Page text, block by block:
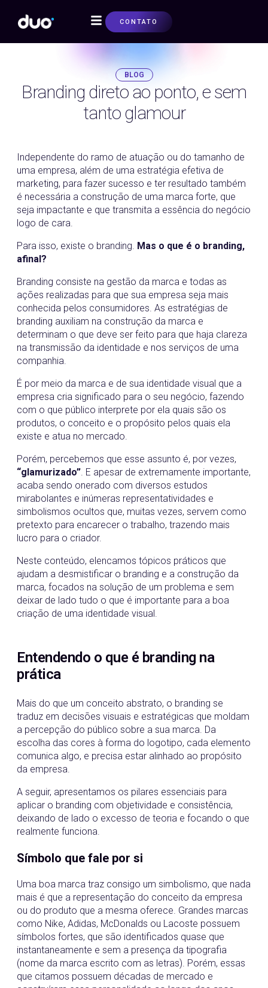
CONTATO
BLOG
Branding direto ao ponto, e sem
tanto glamour
Independente do ramo de atuação ou do tamanho de
uma empresa, além de uma estratégia efetiva de
marketing, para fazer sucesso e ter resultado também
é necessária a construção de uma marca forte, que
seja impactante e que transmita a essência do negócio
logo de cara.
Para isso, existe o branding. Mas o que é o branding,
afinal?
Branding consiste na gestão da marca e todas as
ações realizadas para que sua empresa seja mais
conhecida pelos consumidores. As estratégias de
branding auxiliam na construção da marca e
determinam o que deve ser feito para que haja clareza
na transmissão da identidade e nos serviços de uma
companhia.
É por meio da marca e de sua identidade visual que a
empresa cria significado para o seu negócio, fazendo
com o que público interprete por ela quais são os
produtos, o conceito e o propósito pelos quais ela
existe e atua no mercado.
Porém, percebemos que esse assunto é, por vezes,
“glamurizado”. E apesar de extremamente importante,
acaba sendo onerado com diversos estudos
mirabolantes e inúmeras representatividades e
simbolismos ocultos que, muitas vezes, servem como
pretexto para encarecer o trabalho, trazendo mais
lucro para o criador.
Neste conteúdo, elencamos tópicos práticos que
ajudam a desmistificar o branding e a construção da
marca, focados na solução de um problema e sem
deixar de lado tudo o que é importante para a boa
criação de uma identidade visual.
Entendendo o que é branding na
prática
Mais do que um conceito abstrato, o branding se
traduz em decisões visuais e estratégicas que moldam
a percepção do público sobre a sua marca. Da
escolha das cores à forma do logotipo, cada elemento
comunica algo, e precisa estar alinhado ao propósito
da empresa.
A seguir, apresentamos os pilares essenciais para
aplicar o branding com objetividade e consistência,
deixando de lado o excesso de teoria e focando o que
realmente funciona.
Símbolo que fale por si
Uma boa marca traz consigo um simbolismo, que nada
mais é que a representação do conceito da empresa
ou do produto que a mesma oferece. Grandes marcas
como Nike, Adidas, McDonalds ou Lacoste possuem
símbolos fortes, que são identificados quase que
instantaneamente e sem a presença da tipografia
(nome da marca escrito com as letras). Porém, essas
que citamos possuem décadas de mercado e